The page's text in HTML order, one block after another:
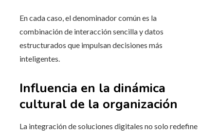
En cada caso, el denominador común es la
combinación de interacción sencilla y datos
estructurados que impulsan decisiones más
inteligentes.
Influencia en la dinámica
cultural de la organización
La integración de soluciones digitales no solo redefine